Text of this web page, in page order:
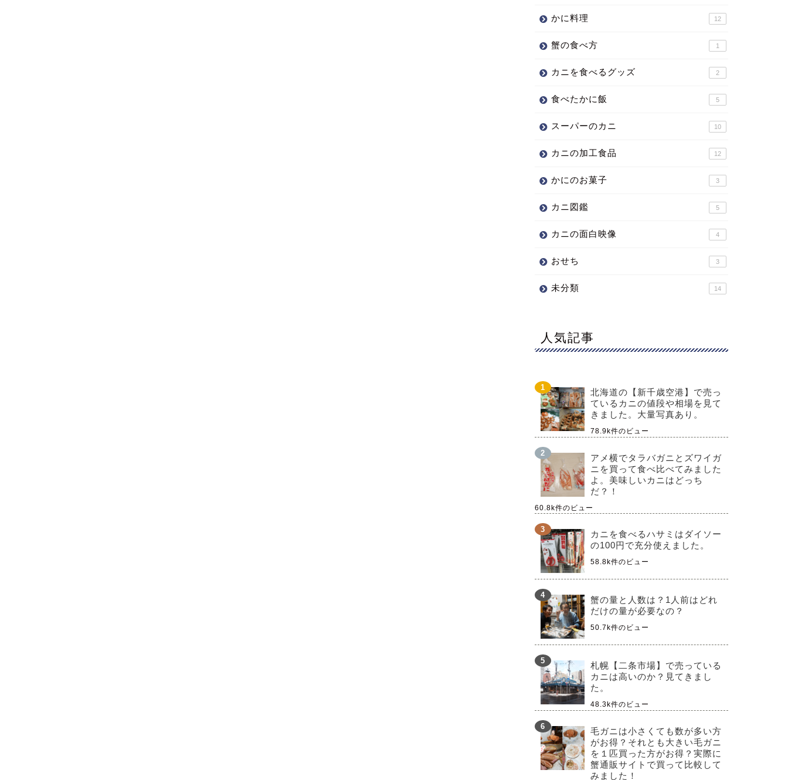
かに料理 12
蟹の食べ方 1
カニを食べるグッズ 2
食べたかに飯 5
スーパーのカニ 10
カニの加工食品 12
かにのお菓子 3
カニ図鑑 5
カニの面白映像 4
おせち 3
未分類 14
人気記事
北海道の【新千歳空港】で売っ
ているカニの値段や相場を見て
きました。大量写真あり。
78.9k件のビュー
アメ横でタラバガニとズワイガ
ニを買って食べ比べてみました
よ。美味しいカニはどっち
だ？！
60.8k件のビュー
カニを食べるハサミはダイソー
の100円で充分使えました。
58.8k件のビュー
蟹の量と人数は？1人前はどれ
だけの量が必要なの？
50.7k件のビュー
札幌【二条市場】で売っている
カニは高いのか？見てきまし
た。
48.3k件のビュー
毛ガニは小さくても数が多い方
がお得？それとも大きい毛ガニ
を１匹買った方がお得？実際に
蟹通販サイトで買って比較して
みました！